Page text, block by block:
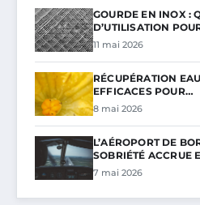
GOURDE EN INOX :
D’UTILISATION
11 mai 2026
RÉCUPÉRATION
EFFICACES POUR…
8 mai 2026
L’AÉROPORT DE
SOBRIÉTÉ ACCRUE
7 mai 2026